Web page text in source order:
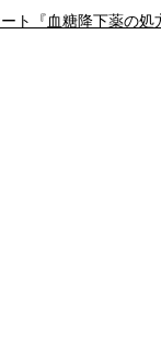
ト『血糖降下薬の処